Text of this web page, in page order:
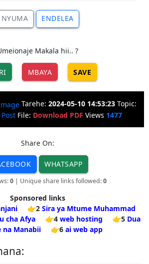
NYUMA ENDELEA
Makala hii.. ?
MBAYA SAVE
Tarehe: 2024-05-10 14:53:23 Topic:
Post File: Download PDF Views 1477
Share On:
WHATSAPP
0| Unique share links followed:0
Sponsored links
👉2 Sira ya Mtume Muhammad
cha Afya 👉4 web hosting 👉5 Dua
na Manabii
👉6 ai web app